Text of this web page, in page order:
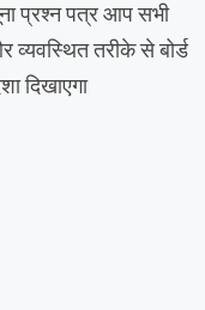
प्रश्न पत्र आप सभी
व्यवस्थित तरीके से बोर्ड
दिखाएगा